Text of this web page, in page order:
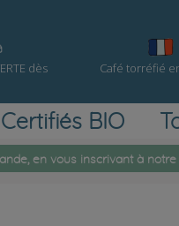
dès
Café torréfié
Certifiés BIO
en vous inscrivant à